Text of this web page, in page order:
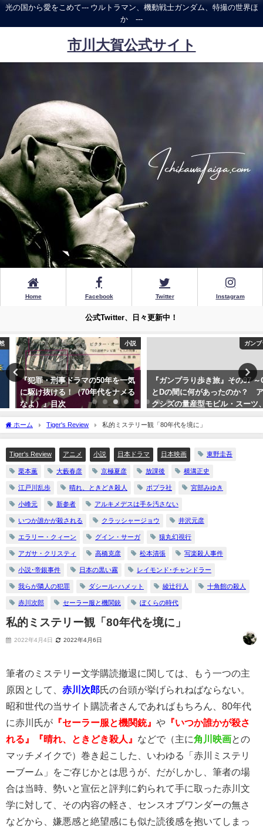
光の国から愛をこめて--- ウルトラマン、機動戦士ガンダム、特撮の世界ほ
か ---
市川大賀公式サイト
Home Facebook Twitter Instagram
公式Twitter、日々更新中！
小説
『犯罪・刑事ドラマの50年を一気
に駆け抜ける！（70年代をナメる
なよ）』目次
ガンプラ
『ガンプラり歩き旅』その97 ～C
とDの間に何があったのか？ ア
クシズの量産型モビル・スーツ、
ホーム Tiger's Review 私的ミステリー観「80年代を境に」
Tiger's Review アニメ 小説 日本ドラマ 日本映画 東野圭吾
栗本薫 大藪春彦 京極夏彦 放課後 横溝正史
江戸川乱歩 晴れ、ときどき殺人 ポプラ社 宮部みゆき
小峰元 新参者 アルキメデスは手を汚さない
いつか誰かが殺される クラッシャージョウ 井沢元彦
エラリー・クィーン グイン・サーガ 猿丸幻視行
アガサ・クリスティ 高橋克彦 松本清張 写楽殺人事件
小説･帝銀事件 日本の黒い霧 レイモンド･チャンドラー
我らが隣人の犯罪 ダシール･ハメット 綾辻行人 十角館の殺人
赤川次郎 セーラー服と機関銃 ぼくらの時代
私的ミステリー観「80年代を境に」
2022年4月4日 2022年4月6日
筆者のミステリー文学購読撤退に関しては、もう一つの主
原因として、 赤川次郎氏の台頭が挙げられねばならない。
昭和世代の当サイト購読者さんであればもちろん、80年代
に赤川氏が 『セーラー服と機関銃』 や 『いつか誰かが殺さ
れる』『晴れ、ときどき殺人』 などで（主に角川映画との
マッチメイクで）巻き起こした、いわゆる「赤川ミステリ
ーブーム」をご存じかとは思うが、だがしかし、筆者の場
合は当時、勢いと宣伝と評判に釣られて手に取った赤川文
学に対して、その内容の軽さ、センスオブワンダーの無さ
などから、嫌悪感と絶望感にも似た読後感を抱いてしまっ